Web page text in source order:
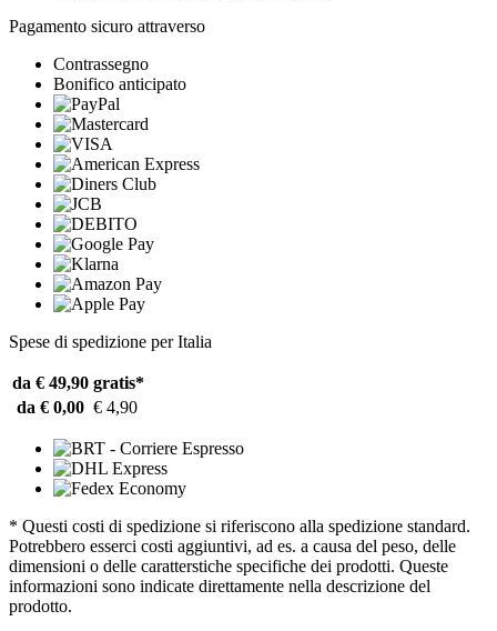
Pagamento sicuro attraverso
Contrassegno
Bonifico anticipato
Spese di spedizione per Italia
da € 49,90 gratis*
da € 0,00 € 4,90
* Questi costi di spedizione si riferiscono alla spedizione standard.
Potrebbero esserci costi aggiuntivi, ad es. a causa del peso, delle
dimensioni o delle caratterstiche specifiche dei prodotti. Queste
informazioni sono indicate direttamente nella descrizione del
prodotto.